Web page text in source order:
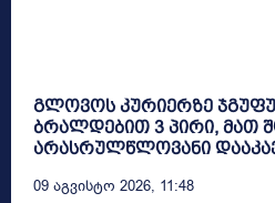
გლოვოს კურიერზე
ბრალდებით 3 პირი, მათ
არასრულწლოვანი
09 Აგვისტო 2026, 11:48